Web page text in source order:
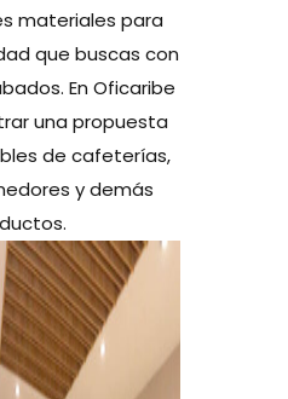
materiales para
que buscas con
En Oficaribe
una propuesta
de cafeterías,
y demás